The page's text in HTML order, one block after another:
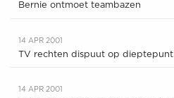
Bernie ontmoet teambazen
14 APR 2001
TV rechten dispuut op dieptepunt
14 APR 2001